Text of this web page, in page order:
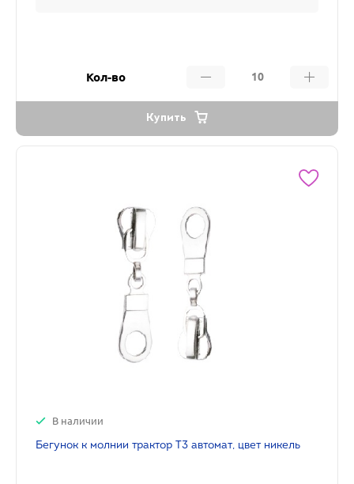
Кол-во
Купить
В наличии
Бегунок к молнии трактор Т3 автомат, цвет никель